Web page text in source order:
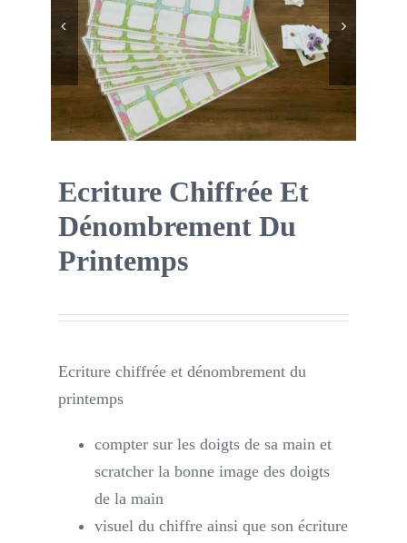
Boutique des lutins
Rechercher:
Mon compte
 
Ecriture Chiffrée Et
Dénombrement Du
Printemps
Ecriture chiffrée et dénombrement du
printemps
compter sur les doigts de sa main et
scratcher la bonne image des doigts
de la main
visuel du chiffre ainsi que son écriture